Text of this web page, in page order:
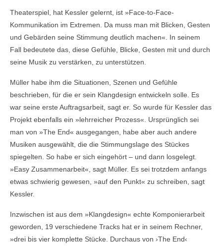
Theaterspiel, hat Kessler gelernt, ist »Face-to-Face-
Kommunikation im Extremen. Da muss man mit Blicken, Gesten
und Gebärden seine Stimmung deutlich machen«. In seinem
Fall bedeutete das, diese Gefühle, Blicke, Gesten mit und durch
seine Musik zu verstärken, zu unterstützen.
Müller habe ihm die Situationen, Szenen und Gefühle
beschrieben, für die er sein Klangdesign entwickeln solle. Es
war seine erste Auftragsarbeit, sagt er. So wurde für Kessler das
Projekt ebenfalls ein »lehrreicher Prozess«. Ursprünglich sei
man von »The End« ausgegangen, habe aber auch andere
Musiken ausgewählt, die die Stimmungslage des Stückes
spiegelten. So habe er sich eingehört – und dann losgelegt.
»Easy Zusammenarbeit«, sagt Müller. Es sei trotzdem anfangs
etwas schwierig gewesen, »auf den Punkt« zu schreiben, sagt
Kessler.
Inzwischen ist aus dem »Klangdesign« echte Komponierarbeit
geworden, 19 verschiedene Tracks hat er in seinem Rechner,
»drei bis vier komplette Stücke. Durchaus von ›The End‹